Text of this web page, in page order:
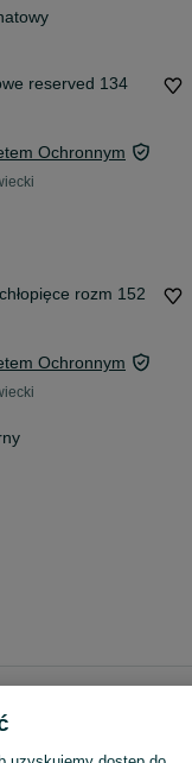
reserved 134
Ochronnym
rozm 152
Ochronnym